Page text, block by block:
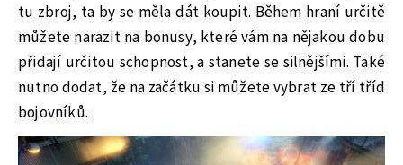
tu zbroj, ta by se měla dát koupit. Během hraní určitě
můžete narazit na bonusy, které vám na nějakou dobu
přidají určitou schopnost, a stanete se silnějšími. Také
nutno dodat, že na začátku si můžete vybrat ze tří tříd
bojovníků.